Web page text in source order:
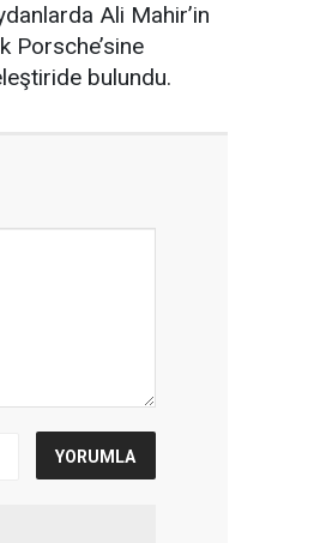
Ali Mahir’in
Porsche’sine
bulundu.